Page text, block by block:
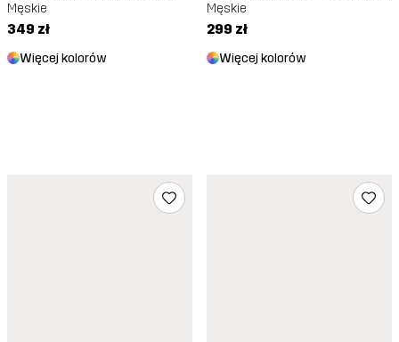
Męskie
349 zł
Więcej kolorów
Męskie
299 zł
Więcej kolorów